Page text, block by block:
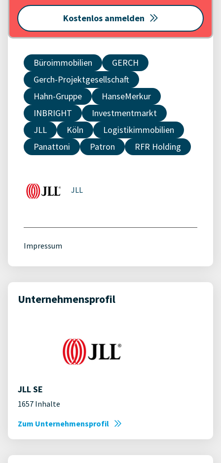
Kostenlos anmelden
Büroimmobilien
GERCH
Gerch-Projektgesellschaft
Hahn-Gruppe
HanseMerkur
INBRIGHT
Investmentmarkt
JLL
Köln
Logistikimmobilien
Panattoni
Patron RFR Holding
JLL
Impressum
Unternehmensprofil
JLL SE
1657 Inhalte
Zum Unternehmensprofil